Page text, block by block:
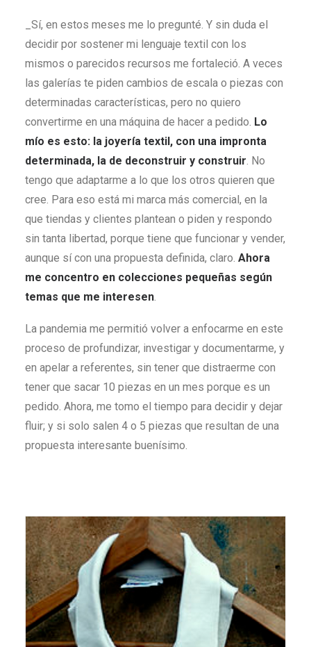
_Sí, en estos meses me lo pregunté. Y sin duda el
decidir por sostener mi lenguaje textil con los
mismos o parecidos recursos me fortaleció. A veces
las galerías te piden cambios de escala o piezas con
determinadas características, pero no quiero
convertirme en una máquina de hacer a pedido. Lo
mío es esto: la joyería textil, con una impronta
determinada, la de deconstruir y construir. No
tengo que adaptarme a lo que los otros quieren que
cree. Para eso está mi marca más comercial, en la
que tiendas y clientes plantean o piden y respondo
sin tanta libertad, porque tiene que funcionar y vender,
aunque sí con una propuesta definida, claro. Ahora
me concentro en colecciones pequeñas según
temas que me interesen.
La pandemia me permitió volver a enfocarme en este
proceso de profundizar, investigar y documentarme, y
en apelar a referentes, sin tener que distraerme con
tener que sacar 10 piezas en un mes porque es un
pedido. Ahora, me tomo el tiempo para decidir y dejar
fluir; y si solo salen 4 o 5 piezas que resultan de una
propuesta interesante buenísimo.